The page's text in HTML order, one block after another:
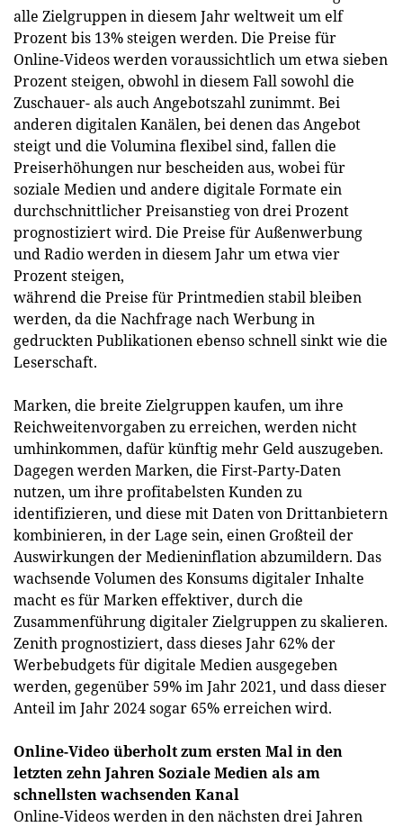
alle Zielgruppen in diesem Jahr weltweit um elf
Prozent bis 13% steigen werden. Die Preise für
Online-Videos werden voraussichtlich um etwa sieben
Prozent steigen, obwohl in diesem Fall sowohl die
Zuschauer- als auch Angebotszahl zunimmt. Bei
anderen digitalen Kanälen, bei denen das Angebot
steigt und die Volumina flexibel sind, fallen die
Preiserhöhungen nur bescheiden aus, wobei für
soziale Medien und andere digitale Formate ein
durchschnittlicher Preisanstieg von drei Prozent
prognostiziert wird. Die Preise für Außenwerbung
und Radio werden in diesem Jahr um etwa vier
Prozent steigen,
während die Preise für Printmedien stabil bleiben
werden, da die Nachfrage nach Werbung in
gedruckten Publikationen ebenso schnell sinkt wie die
Leserschaft.
Marken, die breite Zielgruppen kaufen, um ihre
Reichweitenvorgaben zu erreichen, werden nicht
umhinkommen, dafür künftig mehr Geld auszugeben.
Dagegen werden Marken, die First-Party-Daten
nutzen, um ihre profitabelsten Kunden zu
identifizieren, und diese mit Daten von Drittanbietern
kombinieren, in der Lage sein, einen Großteil der
Auswirkungen der Medieninflation abzumildern. Das
wachsende Volumen des Konsums digitaler Inhalte
macht es für Marken effektiver, durch die
Zusammenführung digitaler Zielgruppen zu skalieren.
Zenith prognostiziert, dass dieses Jahr 62% der
Werbebudgets für digitale Medien ausgegeben
werden, gegenüber 59% im Jahr 2021, und dass dieser
Anteil im Jahr 2024 sogar 65% erreichen wird.
Online-Video überholt zum ersten Mal in den
letzten zehn Jahren Soziale Medien als am
schnellsten wachsenden Kanal
Online-Videos werden in den nächsten drei Jahren